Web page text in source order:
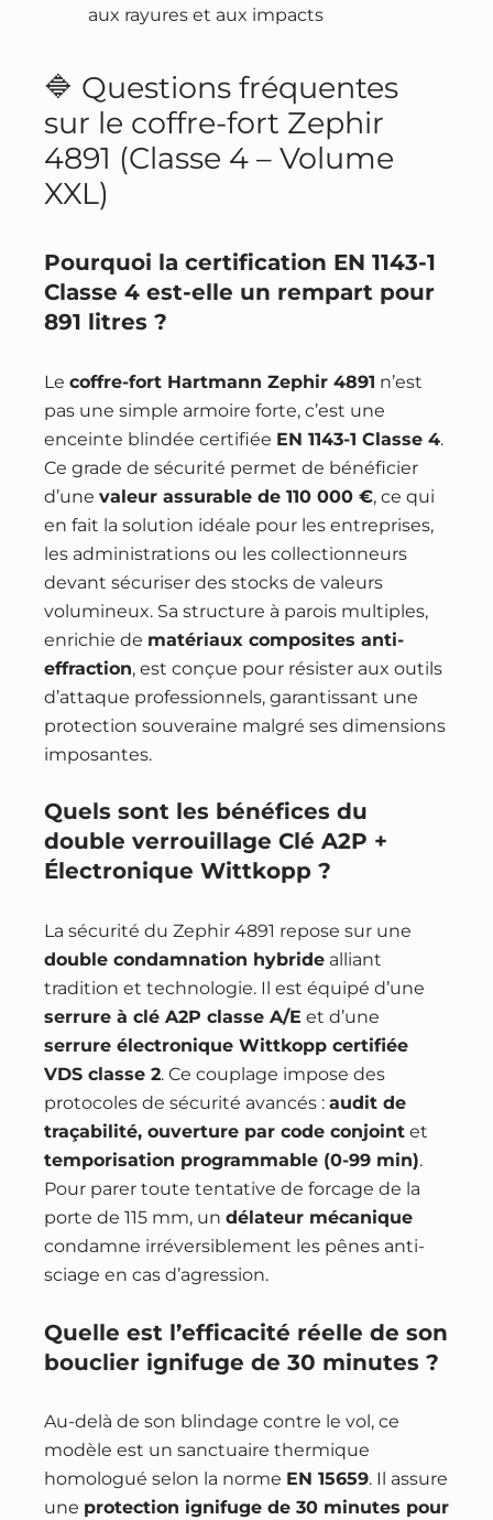
aux rayures et aux impacts
🔷 Questions fréquentes
sur le coffre-fort Zephir
4891 (Classe 4 – Volume
XXL)
Pourquoi la certification EN 1143-1
Classe 4 est-elle un rempart pour
891 litres ?
Le coffre-fort Hartmann Zephir 4891 n’est
pas une simple armoire forte, c’est une
enceinte blindée certifiée EN 1143-1 Classe 4.
Ce grade de sécurité permet de bénéficier
d’une valeur assurable de 110 000 €, ce qui
en fait la solution idéale pour les entreprises,
les administrations ou les collectionneurs
devant sécuriser des stocks de valeurs
volumineux. Sa structure à parois multiples,
enrichie de matériaux composites anti-
effraction, est conçue pour résister aux outils
d’attaque professionnels, garantissant une
protection souveraine malgré ses dimensions
imposantes.
Quels sont les bénéfices du
double verrouillage Clé A2P +
Électronique Wittkopp ?
La sécurité du Zephir 4891 repose sur une
double condamnation hybridealliant
tradition et technologie. Il est équipé d’une
serrure à clé A2P classe A/E et d’une
serrure électronique Wittkopp certifiée
VDS classe 2. Ce couplage impose des
protocoles de sécurité avancés : audit de
traçabilité, ouverture par code conjointet
temporisation programmable (0-99 min).
Pour parer toute tentative de forcage de la
porte de 115 mm, un délateur mécanique
condamne irréversiblement les pênes anti-
sciage en cas d’agression.
Quelle est l’efficacité réelle de son
bouclier ignifuge de 30 minutes ?
Au-delà de son blindage contre le vol, ce
modèle est un sanctuaire thermique
homologué selon la norme EN 15659. Il assure
une protection ignifuge de 30 minutes pour